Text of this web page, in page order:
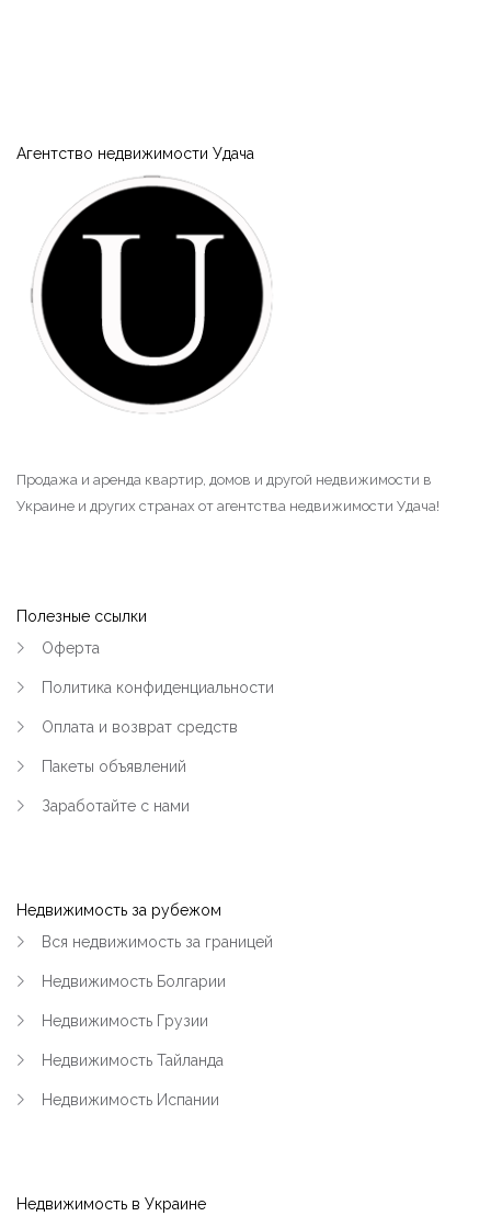
Агентство недвижимости Удача
Продажа и аренда квартир, домов и другой недвижимости в
Украине и других странах от агентства недвижимости Удача!
Полезные ссылки
Оферта
Политика конфиденциальности
Оплата и возврат средств
Пакеты объявлений
Заработайте с нами
Недвижимость за рубежом
Вся недвижимость за границей
Недвижимость Болгарии
Недвижимость Грузии
Недвижимость Тайланда
Недвижимость Испании
Недвижимость в Украине